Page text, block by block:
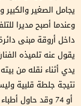
يجامل الصغير
وعندما أصبح مديرا
داخل أروقة مبنى
يقول عنه تلميذه
يدي أثناء نقله من
أو 74 وقد حاول